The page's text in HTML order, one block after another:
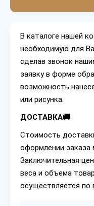
В каталоге нашей
необходимую для
сделав звонок
заявку в форме
возможность
или рисунка.
ДОСТАВКА🚚
Стоимость
оформлении
Заключительная
веса и объема
осуществляется по